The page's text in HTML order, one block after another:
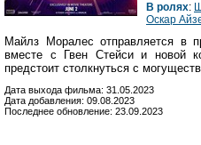
В ролях:
Оскар
Майлз Моралес отправляется в
вместе с Гвен Стейси и новой
предстоит столкнуться с
Дата выхода фильма: 31.05.2023
Дата добавления: 09.08.2023
Последнее обновление: 23.09.2023